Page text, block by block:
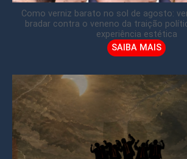
Como verniz barato no sol de agosto:
bradar contra o veneno da traição
experiência estética
SAIBA MAIS